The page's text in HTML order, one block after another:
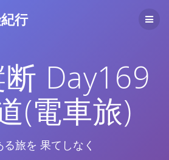
へ
キ
ッ
プ
行
Day169
(電車旅)
る旅を 果てしなく